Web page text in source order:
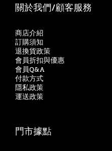
關於我們/顧客服務
商店介紹
訂購須知
退換貨政策
會員折扣與優惠
會員Q&A
付款方式
隱私政策
運送政策
門市據點